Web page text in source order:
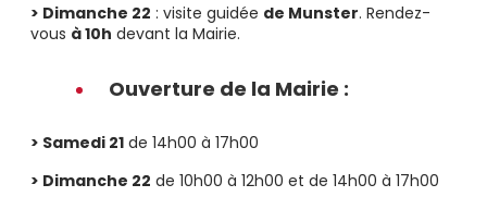
> Dimanche 22 : visite guidée de Munster. Rendez-
vous à 10h devant la Mairie.
Ouverture de la Mairie :
> Samedi 21 de 14h00 à 17h00
> Dimanche 22 de 10h00 à 12h00 et de 14h00 à 17h00